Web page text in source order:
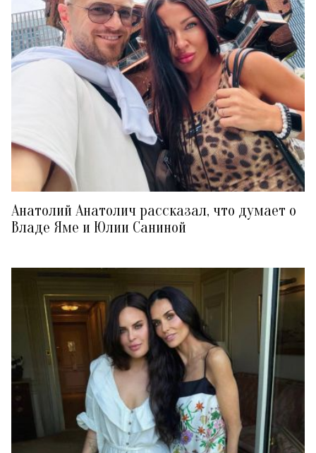
Анатолий Анатолич рассказал, что думает о
Владе Яме и Юлии Саниной